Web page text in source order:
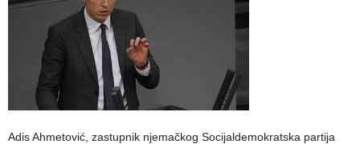
Adis Ahmetović, zastupnik njemačkog Socijaldemokratska partija